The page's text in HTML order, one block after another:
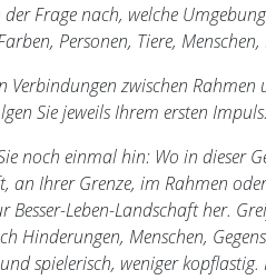
der Frage nach, welche
Personen, Tiere,
Verbindungen zwischen
Sie jeweils Ihrem ersten Impuls.
noch einmal hin: Wo in dieser
an Ihrer Grenze, im Rahmen
Besser-Leben-Landschaft her.
Hinderungen, Menschen,
spielerisch, weniger